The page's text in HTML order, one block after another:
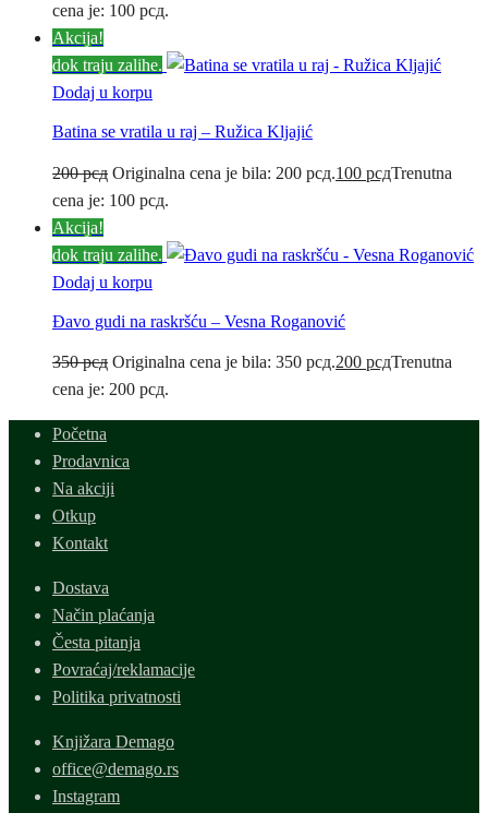
cena je: 100 рсд.
Akcija!
dok traju zalihe.
Dodaj u korpu
Batina se vratila u raj – Ružica Kljajić
200рсд Originalna cena je bila: 200 рсд.100 рсдTrenutna
cena je: 100 рсд.
Akcija!
dok traju zalihe.
Dodaj u korpu
Đavo gudi na raskršću – Vesna Roganović
350рсд Originalna cena je bila: 350 рсд.200 рсдTrenutna
cena je: 200 рсд.
Početna
Prodavnica
Na akciji
Otkup
Kontakt
Dostava
Način plaćanja
Česta pitanja
Povraćaj/reklamacije
Politika privatnosti
Knjižara Demago
office@demago.rs
Instagram